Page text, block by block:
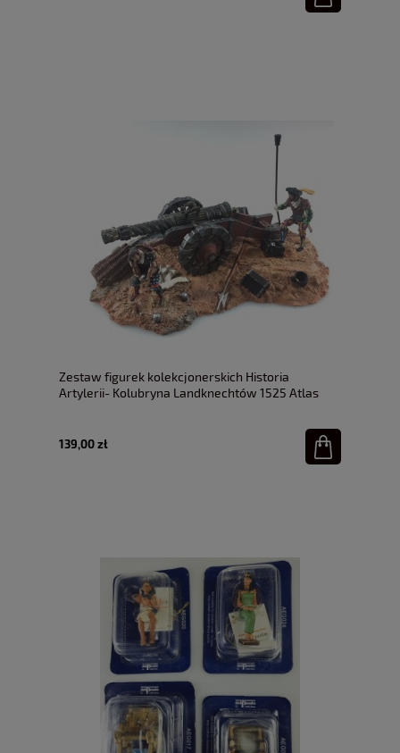
Zestaw figurek kolekcjonerskich Historia
Artylerii- Kolubryna Landknechtów 1525 Atlas
139,00 zł